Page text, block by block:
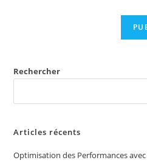
Rechercher
Articles récents
Optimisation des Performances